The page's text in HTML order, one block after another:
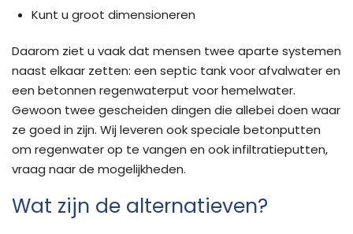
Kunt u groot dimensioneren
Daarom ziet u vaak dat mensen twee aparte systemen
naast elkaar zetten: een septic tank voor afvalwater en
een betonnen regenwaterput voor hemelwater.
Gewoon twee gescheiden dingen die allebei doen waar
ze goed in zijn. Wij leveren ook speciale betonputten
om regenwater op te vangen en ook infiltratieputten,
vraag naar de mogelijkheden.
Wat zijn de alternatieven?